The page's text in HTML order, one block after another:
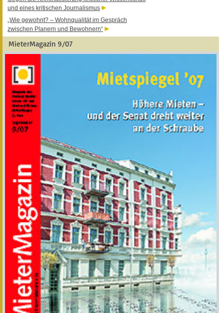
und eines kritischen Journalismus
„Wie gewohnt? – Wohnqualität im Gespräch
zwischen Planern und Bewohnern“
MieterMagazin 9/07